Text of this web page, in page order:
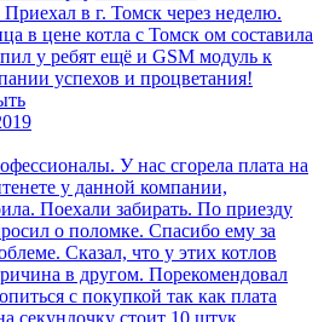
в г. Томск через неделю.
в цене котла с Томск ом составила
у ребят ещё и GSM модуль к
успехов и процветания!
У нас сгорела плата на
у данной компании,
Поехали забирать. По приезду
о поломке. Спасибо ему за
Сказал, что у этих котлов
в другом. Порекомендовал
с покупкой так как плата